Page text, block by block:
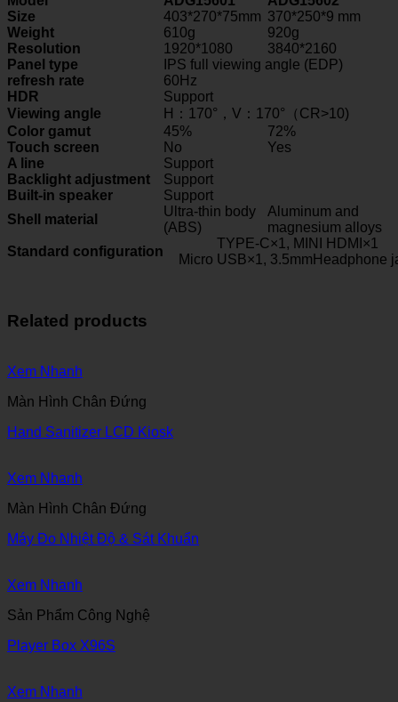
Size
403*270*75mm 370*250*9 mm
Weight
610g
920g
Resolution
1920*1080
3840*2160
Panel type
IPS full viewing angle (EDP)
refresh rate
60Hz
HDR
Support
Viewing angle
H：170°，V：170°（CR>10)
Color gamut
45%
72%
Touch screen
No
Yes
A line
Support
Backlight adjustment
Support
Built-in speaker
Support
Shell material
Ultra-thin body
(ABS)
Aluminum and
magnesium alloys
Standard configuration
TYPE-C×1, MINI HDMI×1
Micro USB×1, 3.5mmHeadphone
Related products
Xem Nhanh
Màn Hình Chân Đứng
Hand Sanitizer LCD Kiosk
Xem Nhanh
Màn Hình Chân Đứng
Máy Đo Nhiệt Độ & Sát Khuẩn
Xem Nhanh
Sản Phẩm Công Nghệ
Player Box X96S
Xem Nhanh